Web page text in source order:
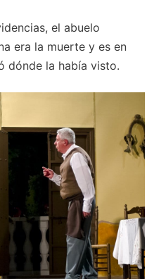
el abuelo
era la muerte y es en
dónde la había visto.